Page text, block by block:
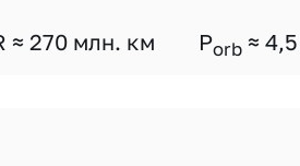
≈ 270 млн. км Porb ≈ 4,5